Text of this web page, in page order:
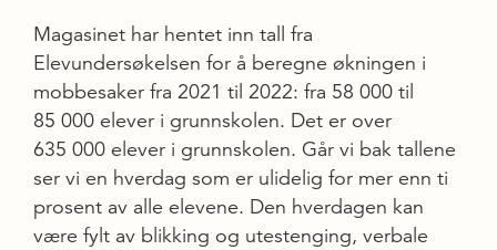
Magasinet har hentet inn tall fra
Elevundersøkelsen for å beregne økningen i
mobbesaker fra 2021 til 2022: fra 58 000 til
85 000 elever i grunnskolen. Det er over
635 000 elever i grunnskolen. Går vi bak tallene
ser vi en hverdag som er ulidelig for mer enn ti
prosent av alle elevene. Den hverdagen kan
være fylt av blikking og utestenging, verbale